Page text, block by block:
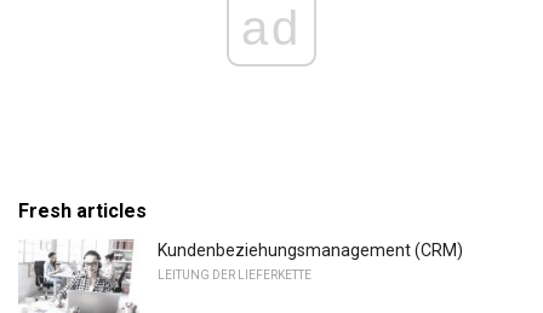
ad
Fresh articles
Kundenbeziehungsmanagement (CRM)
LEITUNG DER LIEFERKETTE